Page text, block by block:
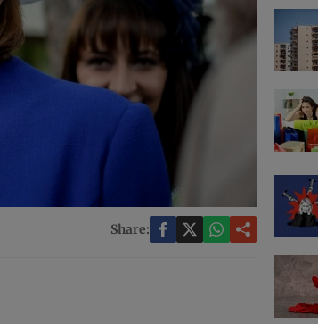
Share: